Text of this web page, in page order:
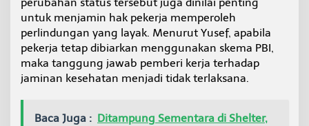
perubahan status tersebut juga dinilai penting
untuk menjamin hak pekerja memperoleh
perlindungan yang layak. Menurut Yusef, apabila
pekerja tetap dibiarkan menggunakan skema PBI,
maka tanggung jawab pemberi kerja terhadap
jaminan kesehatan menjadi tidak terlaksana.
Baca Juga : Ditampung Sementara di Shelter,